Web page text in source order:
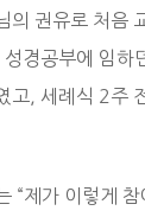
의 권유로 처음
경공부에 임하
고, 세례식 2주
“제가 이렇게